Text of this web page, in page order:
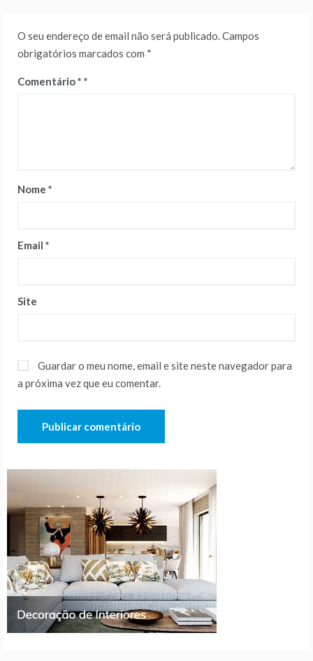
O seu endereço de email não será publicado.Campos
obrigatórios marcados com *
Comentário*
Nome *
Email *
Site
Guardar o meu nome, email e site neste navegador para
a próxima vez que eu comentar.